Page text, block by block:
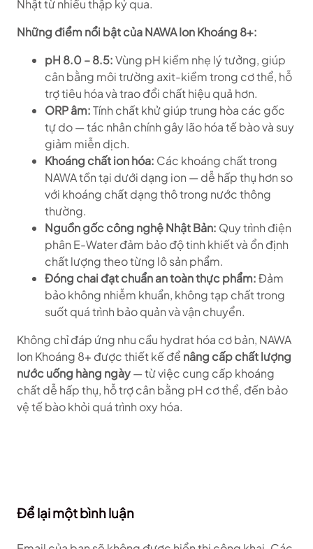
Nhật từ nhiều thập kỷ qua.
Những điểm nổi bật của NAWA Ion Khoáng 8+:
pH 8.0 – 8.5:Vùng pH kiềm nhẹ lý tưởng, giúp
cân bằng môi trường axit-kiềm trong cơ thể, hỗ
trợ tiêu hóa và trao đổi chất hiệu quả hơn.
ORP âm:Tính chất khử giúp trung hòa các gốc
tự do — tác nhân chính gây lão hóa tế bào và suy
giảm miễn dịch.
Khoáng chất ion hóa: Các khoáng chất trong
NAWA tồn tại dưới dạng ion — dễ hấp thụ hơn so
với khoáng chất dạng thô trong nước thông
thường.
Nguồn gốc công nghệ Nhật Bản: Quy trình điện
phân E-Water đảm bảo độ tinh khiết và ổn định
chất lượng theo từng lô sản phẩm.
Đóng chai đạt chuẩn an toàn thực phẩm:Đảm
bảo không nhiễm khuẩn, không tạp chất trong
suốt quá trình bảo quản và vận chuyển.
Không chỉ đáp ứng nhu cầu hydrat hóa cơ bản, NAWA
Ion Khoáng 8+ được thiết kế để nâng cấp chất lượng
nước uống hàng ngày— từ việc cung cấp khoáng
chất dễ hấp thụ, hỗ trợ cân bằng pH cơ thể, đến bảo
vệ tế bào khỏi quá trình oxy hóa.
Để lại một bình luận